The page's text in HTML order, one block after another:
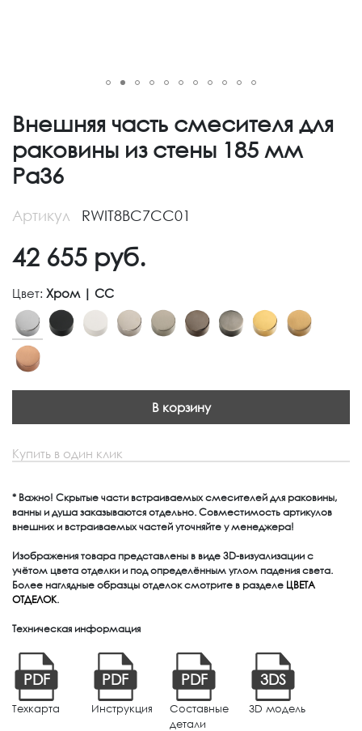
Внешняя часть смесителя для
раковины из стены 185 мм
Pa36
Артикул RWIT8BC7CC01
42 655 руб.
Цвет: Хром | CC
В корзину
Купить в один клик
* Важно! Скрытые части встраиваемых смесителей для раковины,
ванны и душа заказываются отдельно. Совместимость артикулов
внешних и встраиваемых частей уточняйте у менеджера!
Изображения товара представлены в виде 3D-визуализации с
учётом цвета отделки и под определённым углом падения света.
Более наглядные образцы отделок смотрите в разделе ЦВЕТА
ОТДЕЛОК.
Техническая информация
PDF
Техкарта
PDF
Инструкция
PDF
Составные
детали
3DS
3D модель